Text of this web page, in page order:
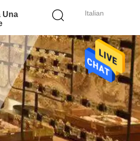
Italian
Una